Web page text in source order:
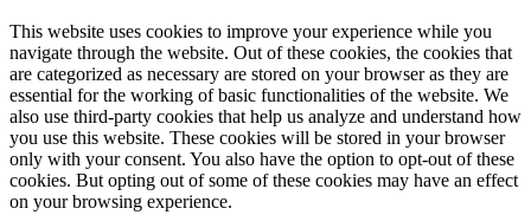
This website uses cookies to improve your experience while you
navigate through the website. Out of these cookies, the cookies that
are categorized as necessary are stored on your browser as they are
essential for the working of basic functionalities of the website. We
also use third-party cookies that help us analyze and understand how
you use this website. These cookies will be stored in your browser
only with your consent. You also have the option to opt-out of these
cookies. But opting out of some of these cookies may have an effect
on your browsing experience.